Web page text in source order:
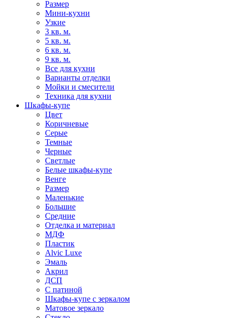
Размер
Мини-кухни
Узкие
3 кв. м.
5 кв. м.
6 кв. м.
9 кв. м.
Все для кухни
Варианты отделки
Мойки и смесители
Техника для кухни
Шкафы-купе
Цвет
Коричневые
Серые
Темные
Черные
Светлые
Белые шкафы-купе
Венге
Размер
Маленькие
Большие
Средние
Отделка и материал
МДФ
Пластик
Alvic Luxe
Эмаль
Акрил
ДСП
С патиной
Шкафы-купе с зеркалом
Матовое зеркало